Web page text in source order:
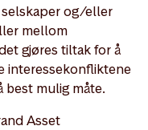
og/eller
mellom
gjøres tiltak for å
interessekonfliktene
best mulig måte.
Asset